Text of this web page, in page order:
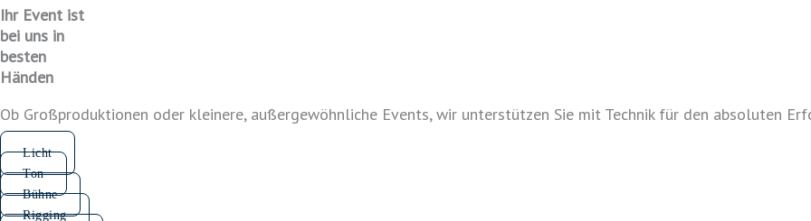
Ihr Event ist
bei uns in
besten
Händen
Ob Großproduktionen oder kleinere, außergewöhnliche Events, wir unterstützen Sie mit Technik für den absoluten
Licht
Ton
Bühne
Rigging